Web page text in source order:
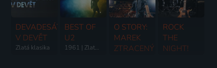
DEVADESÁTKY
V DEVĚT
Zlatá klasika
BEST OF
U2
1961 | Zlatá klasika
O STORY:
MAREK
ZTRACENÝ
ROCK
THE
NIGHT!